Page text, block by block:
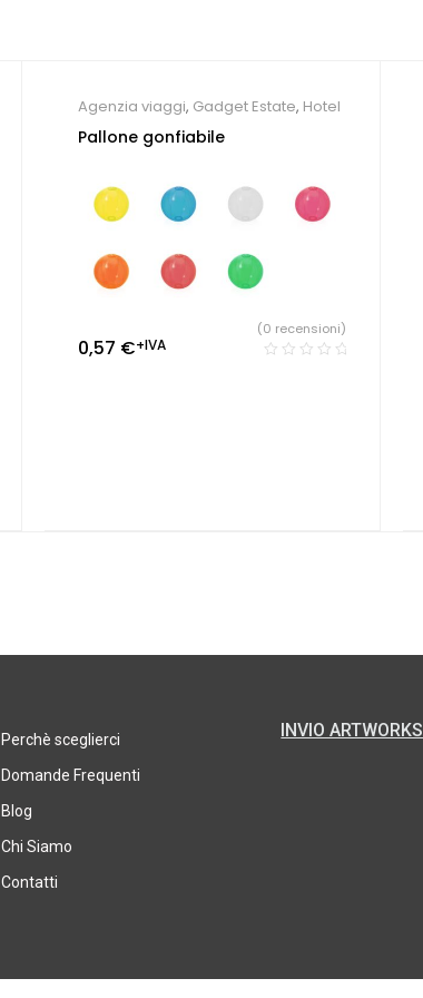
Agenzia viaggi, Gadget Estate, Hotel
Pallone gonfiabile
0,57 €+IVA
(0 recensioni)
Perchè sceglierci
Domande Frequenti
Blog
Chi Siamo
Contatti
INVIO ARTWORKS